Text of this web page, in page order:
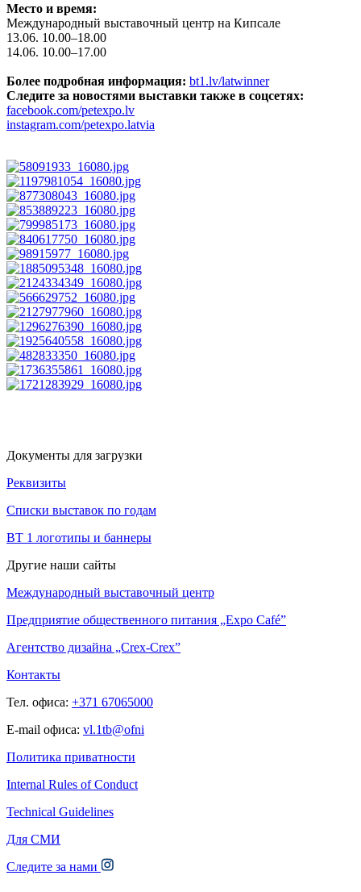
Место и время:
Международный выставочный центр на Кипсале
13.06. 10.00–18.00
14.06. 10.00–17.00
Более подробная информация: bt1.lv/latwinner
Следите за новостями выставки также в соцсетях:
facebook.com/petexpo.lv
instagram.com/petexpo.latvia
Документы для загрузки
Реквизиты
Списки выставок по годам
BT 1 логотипы и баннеры
Другие наши сайты
Международный выставочный центр
Предприятие общественного питания „Expo Café”
Агентство дизайна „Crex-Crex”
Контакты
Тел. офиса: +371 67065000
E-mail офиса: vl.1tb@ofni
Политика приватности
Internal Rules of Conduct
Technical Guidelines
Для СМИ
Следите за нами